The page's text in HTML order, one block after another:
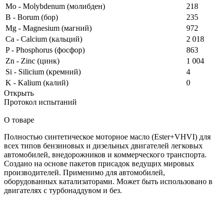
Mo - Molybdenum (молибден)
218
B - Borum (бор)
235
Mg - Magnesium (магний)
972
Ca - Calcium (кальций)
2 018
P - Phosphorus (фосфор)
863
Zn - Zinc (цинк)
1 004
Si - Silicium (кремний)
4
K - Kalium (калий)
0
Открыть
Протокол испытаний
О товаре
Полностью синтетическое моторное масло (Ester+VHVI) для
всех типов бензиновых и дизельных двигателей легковых
автомобилей, внедорожников и коммерческого транспорта.
Создано на основе пакетов присадок ведущих мировых
производителей. Применимо для автомобилей,
оборудованных катализаторами. Может быть использовано в
двигателях с турбонаддувом и без.